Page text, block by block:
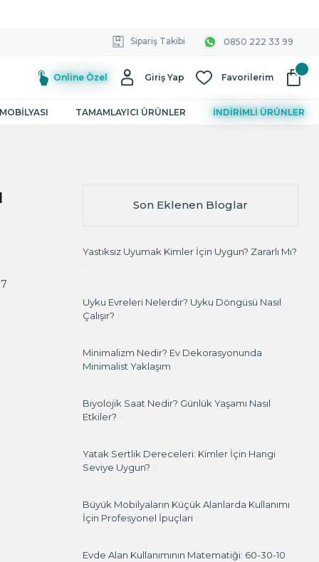
Sipariş Takibi 0850 222 33 99
Online Özel Giriş Yap Favorilerim
TAMAMLAYICI ÜRÜNLER İNDİRİMLİ ÜRÜNLER
Son Eklenen Bloglar
Yastıksız Uyumak Kimler İçin Uygun? Zararlı Mı?
Uyku Evreleri Nelerdir? Uyku Döngüsü Nasıl
Çalışır?
Minimalizm Nedir? Ev Dekorasyonunda
Minimalist Yaklaşım
Biyolojik Saat Nedir? Günlük Yaşamı Nasıl
Etkiler?
Yatak Sertlik Dereceleri: Kimler İçin Hangi
Seviye Uygun?
Büyük Mobilyaların Küçük Alanlarda Kullanımı
İçin Profesyonel İpuçları
Evde Alan Kullanımının Matematiği: 60-30-10